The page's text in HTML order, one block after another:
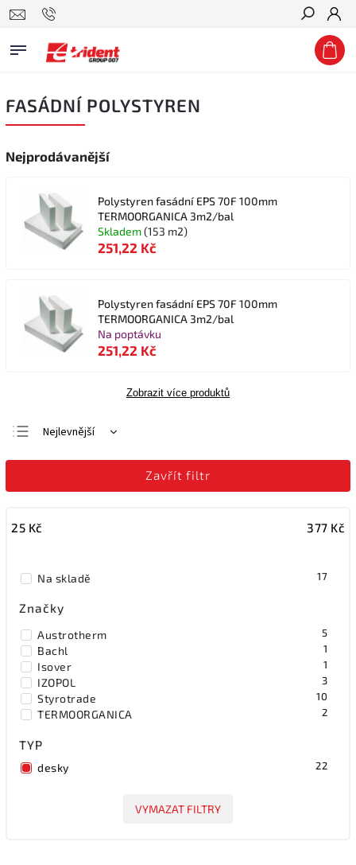
Hledat
FASÁDNÍ POLYSTYREN
Nejprodávanější
Polystyren fasádní EPS 70F 100mm
TERMOORGANICA 3m2/bal
Skladem(153 m2)
251,22 Kč
Polystyren fasádní EPS 70F 100mm
TERMOORGANICA 3m2/bal
Na poptávku
251,22 Kč
Zobrazit více produktů
Nejlevnější
Nejdražší
Zavřít filtr
25 Kč 377 Kč
Na skladě 17
Značky
Austrotherm 5
Bachl 1
Isover 1
IZOPOL 3
Styrotrade 10
TERMOORGANICA 2
TYP
desky 22
VYMAZAT FILTRY